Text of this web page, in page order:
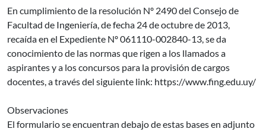
En cumplimiento de la resolución Nº 2490 del Consejo de
Facultad de Ingeniería, de fecha 24 de octubre de 2013,
recaída en el Expediente Nº 061110-002840-13, se da
conocimiento de las normas que rigen a los llamados a
aspirantes y a los concursos para la provisión de cargos
docentes, a través del siguiente link: https://www.fing.edu.uy/
Observaciones
El formulario se encuentran debajo de estas bases en adjunto